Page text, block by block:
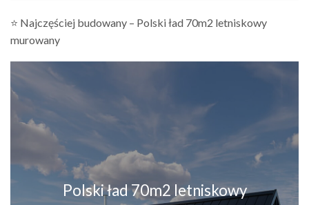
⭐ Najczęściej budowany – Polski ład 70m2 letniskowy
murowany
Polski ład 70m2 letniskowy